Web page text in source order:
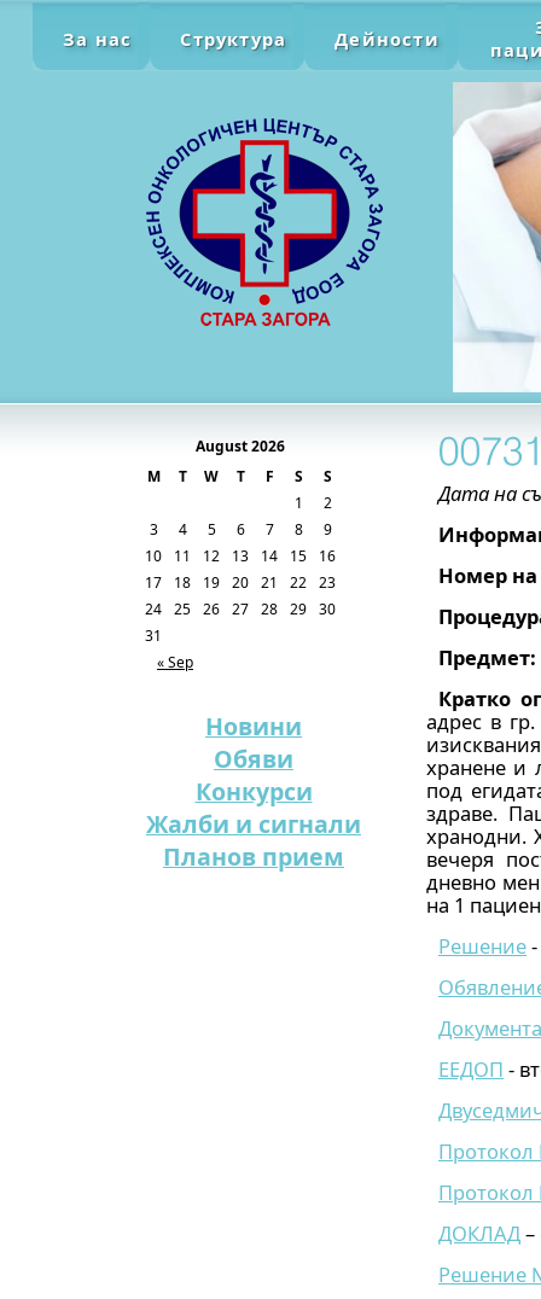
За нас Структура Дейности
August 2026
M
T W T F S S
« Sep
1
2
3
4 5 6 7 8
9
10
11 12 13 14 15
16
17
18 19 20 21 22 23
24 25 26 27 28 29 30
31
Новини
Обяви
Конкурси
Жалби и сигнали
Планов прием
Дата на
Номер
Предмет:
Кратко
адрес в
хранене и
под
здраве.
хранодни.
вечеря
дневно
на 1
Решение
ЕЕДОП -
Протокол
Протокол
ДОКЛАД–
Решение